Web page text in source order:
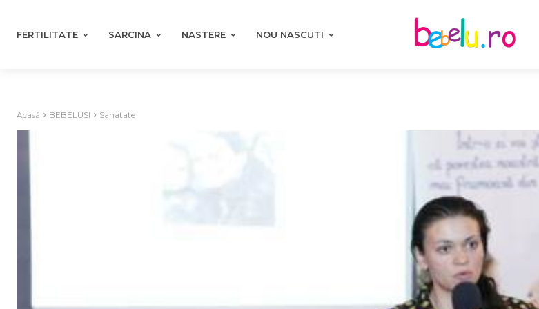
FERTILITATE SARCINA NASTERE NOU NASCUTI
Acasă BEBELUSI Sanatate